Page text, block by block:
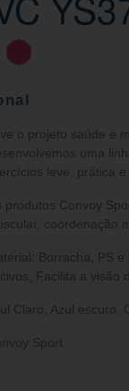
o projeto saúde e
uma
leve, prática e
produtos Convoy
coordenação
Borracha, PS
Facilita a visão
Claro Azul escuro
Sport